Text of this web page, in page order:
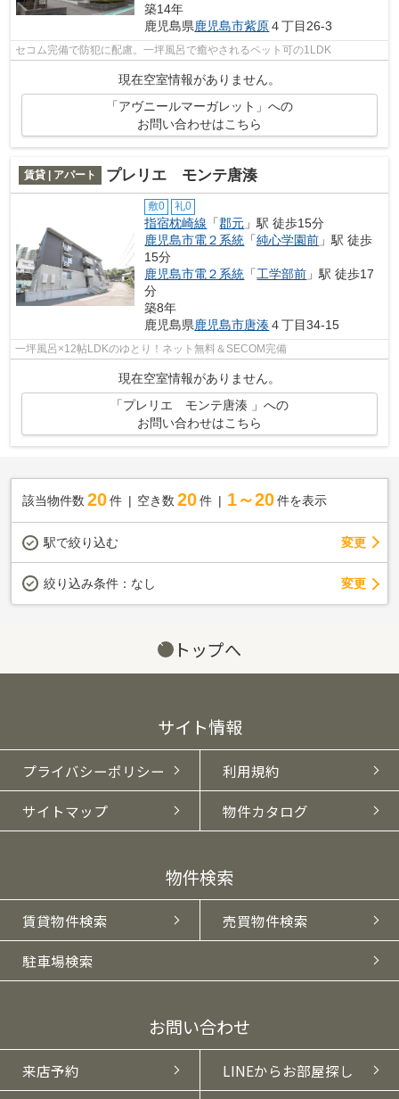
築14年
鹿児島県鹿児島市紫原４丁目26-3
セコム完備で防犯に配慮。一坪風呂で癒やされるペット可の1LDK
現在空室情報がありません。
「アヴニールマーガレット」への
お問い合わせはこちら
賃貸 | アパート プレリエ モンテ唐湊
敷0 礼0
指宿枕崎線 「郡元 」駅 徒歩15分
鹿児島市電２系統 「純心学園前 」駅 徒歩
15分
鹿児島市電２系統 「工学部前 」駅 徒歩17
分
築8年
鹿児島県鹿児島市唐湊４丁目34-15
一坪風呂×12帖LDKのゆとり！ネット無料＆SECOM完備
現在空室情報がありません。
「プレリエ モンテ唐湊 」への
お問い合わせはこちら
該当物件数 20件 空き数 20 件 1～20 件を表示
駅で絞り込む 変更
絞り込み条件： なし 変更
トップへ
サイト情報
プライバシーポリシー 利用規約
サイトマップ 物件カタログ
物件検索
賃貸物件検索 売買物件検索
駐車場検索
お問い合わせ
来店予約 LINEからお部屋探し